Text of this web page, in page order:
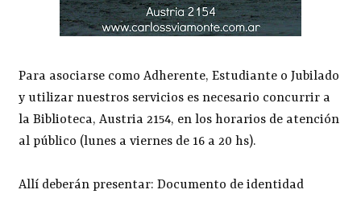
Para asociarse como Adherente, Estudiante o Jubilado
y utilizar nuestros servicios es necesario concurrir a
la Biblioteca, Austria 2154, en los horarios de atención
al público (lunes a viernes de 16 a 20 hs).
Allí deberán presentar: Documento de identidad